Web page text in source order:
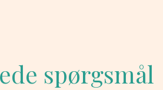
spørgsmål